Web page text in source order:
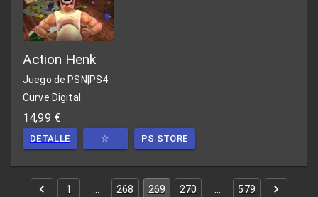
Action Henk
Juego de PSN PS4
Curve Digital
14,99 €
DETALLE ☆ PS STORE
1 268 269 270 579